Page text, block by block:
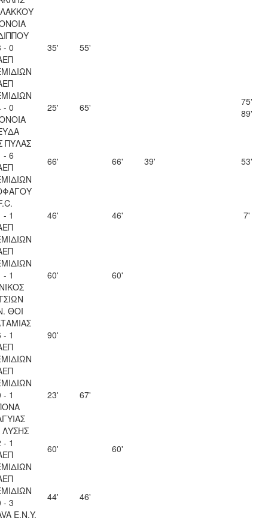
- 0
35' 55'
- 0
25' 65'
75'
89'
ΠΥΛΑΣ
- 6
66' 66' 39' 53'
- 1
46' 46' 7'
- 1
60' 60'
ΘΟΙ
- 1
90'
- 1
23' 67'
ΛΥΣΗΣ
- 1
60' 60'
- 3
Ε.Ν.Y.
44' 46'